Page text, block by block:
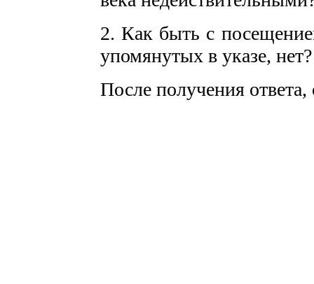
2. Как быть с
упомянутых в указе, нет?
После получения ответа,